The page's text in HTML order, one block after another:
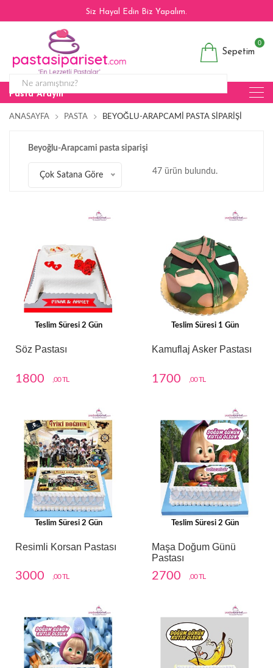
Siz Hayal Edin Biz Yapalım.
Sepetim
0
Pasta Arayın
ANASAYFA PASTA BEYOĞLU-ARAPCAMI PASTA SIPARIŞI
Beyoğlu-Arapcami pasta siparişi
Çok Satana Göre 47 ürün bulundu.
Teslim Süresi 2 Gün
Söz Pastası
1800 ,00 TL
Teslim Süresi 1 Gün
Kamuflaj Asker Pastası
1700 ,00 TL
Teslim Süresi 2 Gün
Resimli Korsan Pastası
3000 ,00 TL
Teslim Süresi 2 Gün
Maşa Doğum Günü
Pastası
2700 ,00 TL